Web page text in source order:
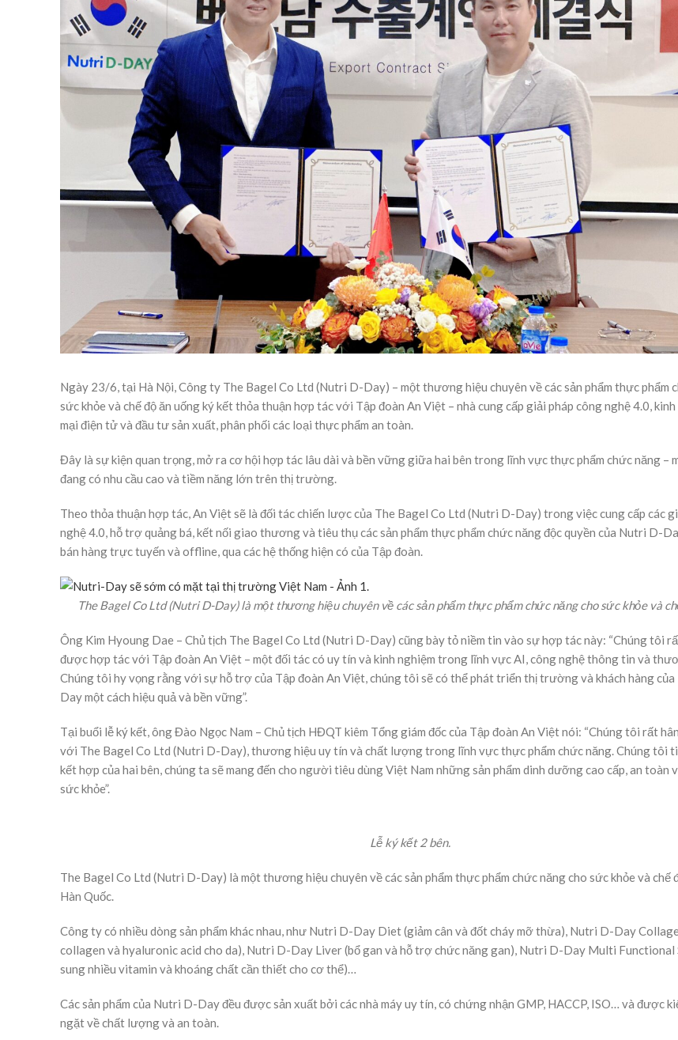
Ngày 23/6, tại Hà Nội, Công ty The Bagel Co Ltd (Nutri D-Day) – một thương hiệu chuyên về các sản phẩm thực phẩm
sức khỏe và chế độ ăn uống ký kết thỏa thuận hợp tác với Tập đoàn An Việt – nhà cung cấp giải pháp công nghệ 4.0,
mại điện tử và đầu tư sản xuất, phân phối các loại thực phẩm an toàn.
Đây là sự kiện quan trọng, mở ra cơ hội hợp tác lâu dài và bền vững giữa hai bên trong lĩnh vực thực phẩm chức năng –
đang có nhu cầu cao và tiềm năng lớn trên thị trường.
Theo thỏa thuận hợp tác, An Việt sẽ là đối tác chiến lược của The Bagel Co Ltd (Nutri D-Day) trong việc cung cấp các
nghệ 4.0, hỗ trợ quảng bá, kết nối giao thương và tiêu thụ các sản phẩm thực phẩm chức năng độc quyền của Nutri D-
bán hàng trực tuyến và offline, qua các hệ thống hiện có của Tập đoàn.
The Bagel Co Ltd (Nutri D-Day) là một thương hiệu chuyên về các sản phẩm thực phẩm chức năng cho sức khỏe và
Ông Kim Hyoung Dae – Chủ tịch The Bagel Co Ltd (Nutri D-Day) cũng bày tỏ niềm tin vào sự hợp tác này: “Chúng tôi
được hợp tác với Tập đoàn An Việt – một đối tác có uy tín và kinh nghiệm trong lĩnh vực AI, công nghệ thông tin và
Chúng tôi hy vọng rằng với sự hỗ trợ của Tập đoàn An Việt, chúng tôi sẽ có thể phát triển thị trường và khách hàng
Day một cách hiệu quả và bền vững”.
Tại buổi lễ ký kết, ông Đào Ngọc Nam – Chủ tịch HĐQT kiêm Tổng giám đốc của Tập đoàn An Việt nói: “Chúng tôi rất
với The Bagel Co Ltd (Nutri D-Day), thương hiệu uy tín và chất lượng trong lĩnh vực thực phẩm chức năng. Chúng tôi
kết hợp của hai bên, chúng ta sẽ mang đến cho người tiêu dùng Việt Nam những sản phẩm dinh dưỡng cao cấp, an toàn
sức khỏe”.
Lễ ký kết 2 bên.
The Bagel Co Ltd (Nutri D-Day) là một thương hiệu chuyên về các sản phẩm thực phẩm chức năng cho sức khỏe và chế
Hàn Quốc.
Công ty có nhiều dòng sản phẩm khác nhau, như Nutri D-Day Diet (giảm cân và đốt cháy mỡ thừa), Nutri D-Day
collagen và hyaluronic acid cho da), Nutri D-Day Liver (bổ gan và hỗ trợ chức năng gan), Nutri D-Day Multi Functional
sung nhiều vitamin và khoáng chất cần thiết cho cơ thể)…
Các sản phẩm của Nutri D-Day đều được sản xuất bởi các nhà máy uy tín, có chứng nhận GMP, HACCP, ISO… và được
ngặt về chất lượng và an toàn.